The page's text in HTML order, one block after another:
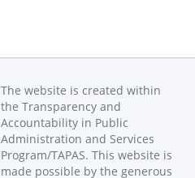
The website is created within
the Transparency and
Accountability in Public
Administration and Services
Program/TAPAS. This website is
made possible by the generous